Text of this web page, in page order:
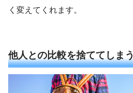
く変えてくれます。
他人との比較を捨ててしまう